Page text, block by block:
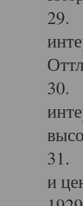
29.
30.
31.
и